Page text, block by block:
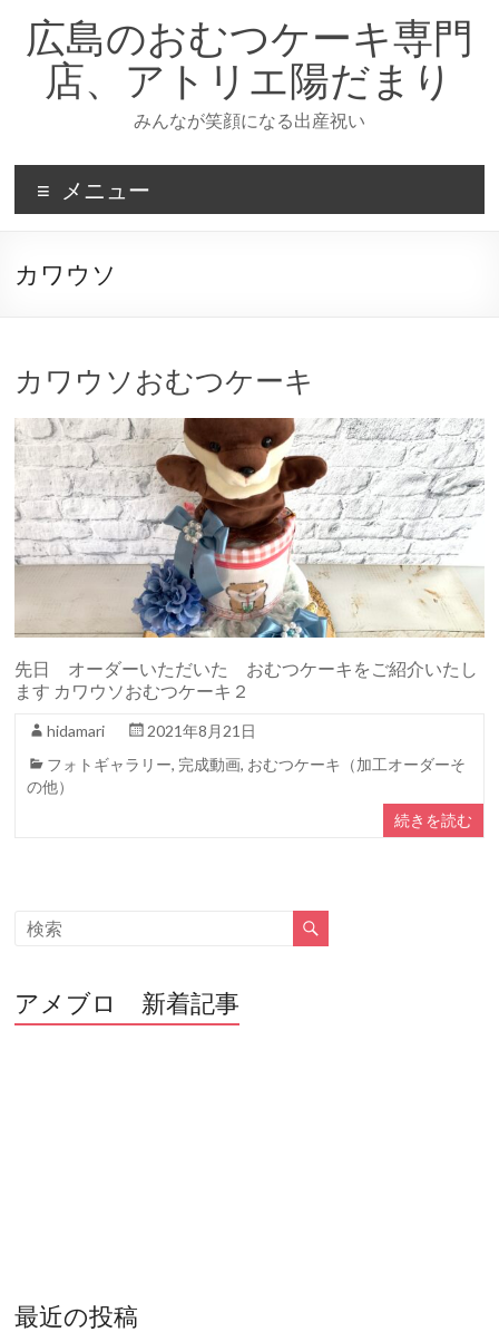
キ
プ
広島のおむつケーキ専門
店、アトリエ陽だまり
みんなが笑顔になる出産祝い
メニュー
カワウソ
カワウソおむつケーキ
先日 オーダーいただいた おむつケーキをご紹介いたし
ます カワウソおむつケーキ２
hidamari
2021年8月21日
フォトギャラリー, 完成動画, おむつケーキ（加工オーダーそ
の他）
続きを読む
アメブロ 新着記事
最近の投稿